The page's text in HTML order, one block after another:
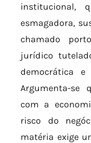
institucional,
esmagadora,
chamado
jurídico
democrática
Argumenta-se
com a
risco do
matéria exige